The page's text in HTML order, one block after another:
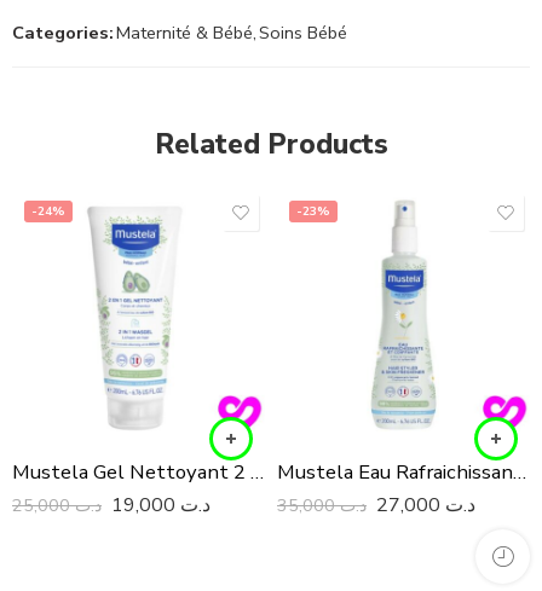
Categories:Maternité & Bébé,Soins Bébé
Related Products
-24%
Mustela Gel Nettoyant 2 en 1 Cheveux et Corps 200Ml
د.ت25,000 د.ت
-23%
Mustela Eau Rafraichissante Et Coiffante 200ML
د.ت35,000 د.ت